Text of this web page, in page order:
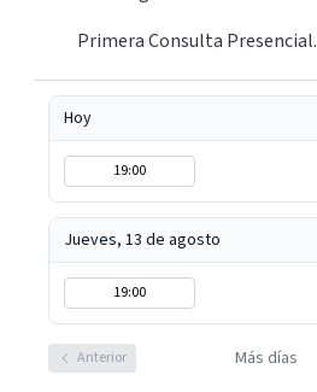
Primera Consulta Presencial.
Hoy
19:00
Jueves, 13 de agosto
19:00
Anterior Más días